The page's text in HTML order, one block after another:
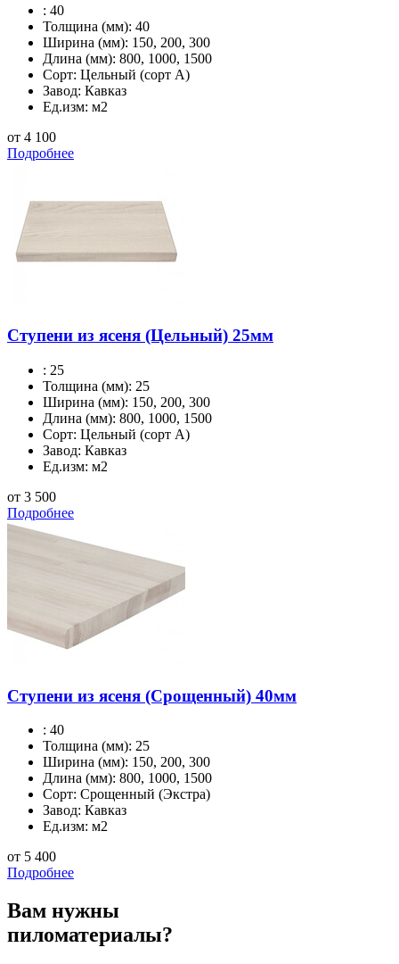
: 40
Толщина (мм): 40
Ширина (мм): 150, 200, 300
Длина (мм): 800, 1000, 1500
Сорт: Цельный (сорт А)
Завод: Кавказ
Ед.изм: м2
от 4 100
Подробнее
Ступени из ясеня (Цельный) 25мм
: 25
Толщина (мм): 25
Ширина (мм): 150, 200, 300
Длина (мм): 800, 1000, 1500
Сорт: Цельный (сорт А)
Завод: Кавказ
Ед.изм: м2
от 3 500
Подробнее
Ступени из ясеня (Срощенный) 40мм
: 40
Толщина (мм): 25
Ширина (мм): 150, 200, 300
Длина (мм): 800, 1000, 1500
Сорт: Срощенный (Экстра)
Завод: Кавказ
Ед.изм: м2
от 5 400
Подробнее
Вам нужны
пиломатериалы?